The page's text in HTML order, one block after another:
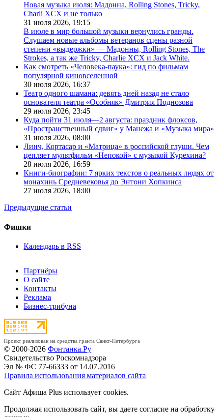
Новая музыка июля: Мадонна, Rolling Stones, Tricky,
Charli XCX и не только
31 июля 2026, 19:15
В июле в мир большой музыки вернулись гранды.
Слушаем новые альбомы ветеранов сцены разной
степени «выдержки» — Мадонны, Rolling Stones, The
Strokes, а так же Tricky, Charlie XCX и Jack White.
Как смотреть «Человека-паука»: гид по фильмам
популярной киновселенной
30 июля 2026, 16:37
Театр одного шамана: девять дней назад не стало
основателя театра «Особняк» Дмитрия Поднозова
29 июля 2026, 23:45
Куда пойти 31 июля—2 августа: праздник флоксов,
«Пространственный сдвиг» у Манежа и «Музыка мира»
31 июля 2026, 08:00
Линч, Кортасар и «Матрица» в российской глуши. Чем
цепляет мультфильм «Непокой» с музыкой Курехина?
28 июля 2026, 16:59
Книги-биографии: 7 ярких текстов о реальных людях от
монахинь Средневековья до Энтони Хопкинса
27 июля 2026, 18:00
Предыдущие статьи
Фишки
Календарь в RSS
Партнёры
О сайте
Контакты
Реклама
Бизнес-трибуна
Проект реализован на средства гранта Санкт-Петербурга
© 2000-2026 Фонтанка.Ру
Свидетельство Роскомнадзора
Эл № ФС 77-66333 от 14.07.2016
Правила использования материалов сайта
Сайт Афиша Plus использует cookies.
Продолжая использовать сайт, вы даете согласие на обработку